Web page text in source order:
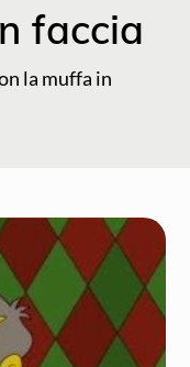
faccia
la muffa in